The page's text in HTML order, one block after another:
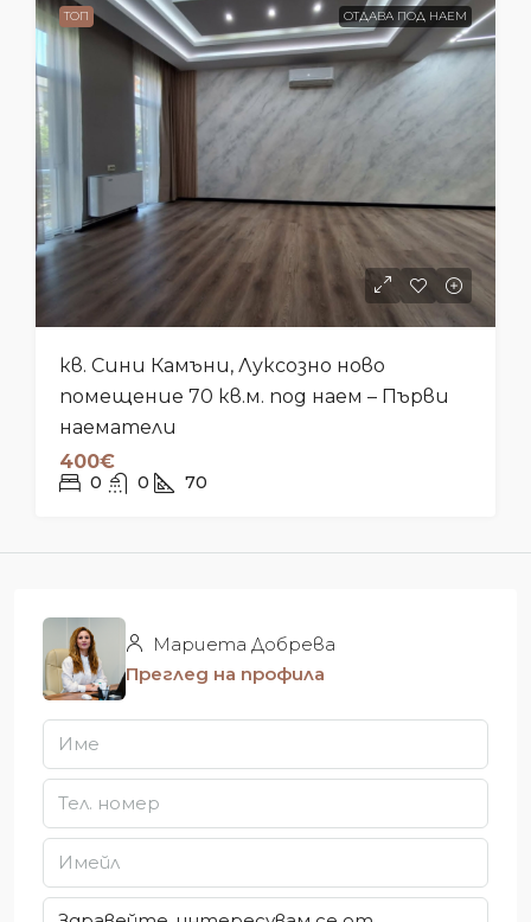
ТОП ОТДАВА ПОД НАЕМ
кв. Сини Камъни, Луксозно ново
помещение 70 кв.м. под наем – Първи
наематели
400€
0 0 70
Мариета Добрева
Преглед на профила